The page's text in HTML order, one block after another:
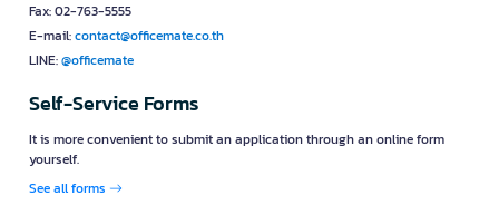
Fax: 02-763-5555
E-mail:contact@officemate.co.th
LINE:@officemate
Self-Service Forms
It is more convenient to submit an application through an online form
yourself.
See all forms